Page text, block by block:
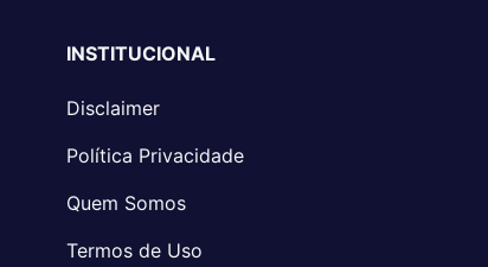
INSTITUCIONAL
Disclaimer
Política Privacidade
Quem Somos
Termos de Uso